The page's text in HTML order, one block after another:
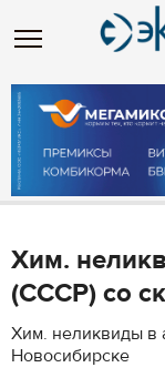
Хим.
(СССР) со
Хим. неликвиды в
Новосибирске